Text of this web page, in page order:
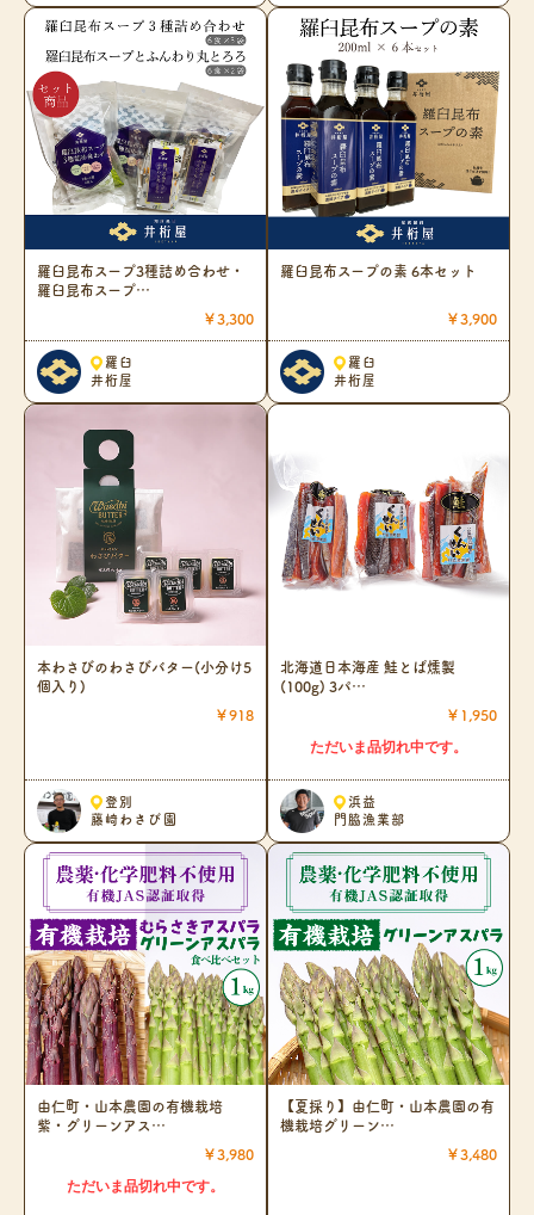
羅臼昆布スープ3種詰め合わせ・
羅臼昆布スープ…
￥3,300
羅臼
井桁屋
羅臼昆布スープの素 6本セット
￥3,900
羅臼
井桁屋
本わさびのわさびバター(小分け5
個入り)
￥918
登別
藤崎わさび園
北海道日本海産 鮭とば燻製
(100g) 3パ…
￥1,950
ただいま品切れ中です。
浜益
門脇漁業部
由仁町・山本農園の有機栽培
紫・グリーンアス…
￥3,980
ただいま品切れ中です。
【夏採り】由仁町・山本農園の有
機栽培グリーン…
￥3,480